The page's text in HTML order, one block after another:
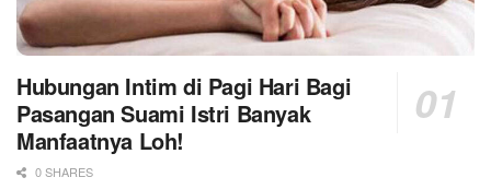
Hubungan Intim di Pagi Hari Bagi
Pasangan Suami Istri Banyak
Manfaatnya Loh!
0 SHARES